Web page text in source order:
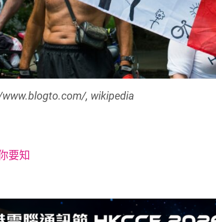
, wikipedia
要知